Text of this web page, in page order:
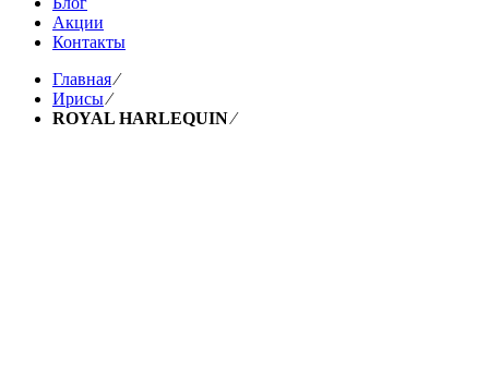
Акции
Контакты
Главная⁄
Ирисы⁄
ROYAL HARLEQUIN⁄